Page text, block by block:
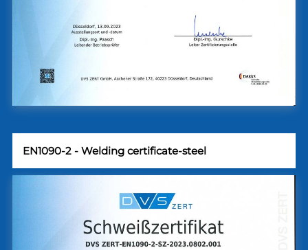
EN1090-2 - Welding certificate-steel